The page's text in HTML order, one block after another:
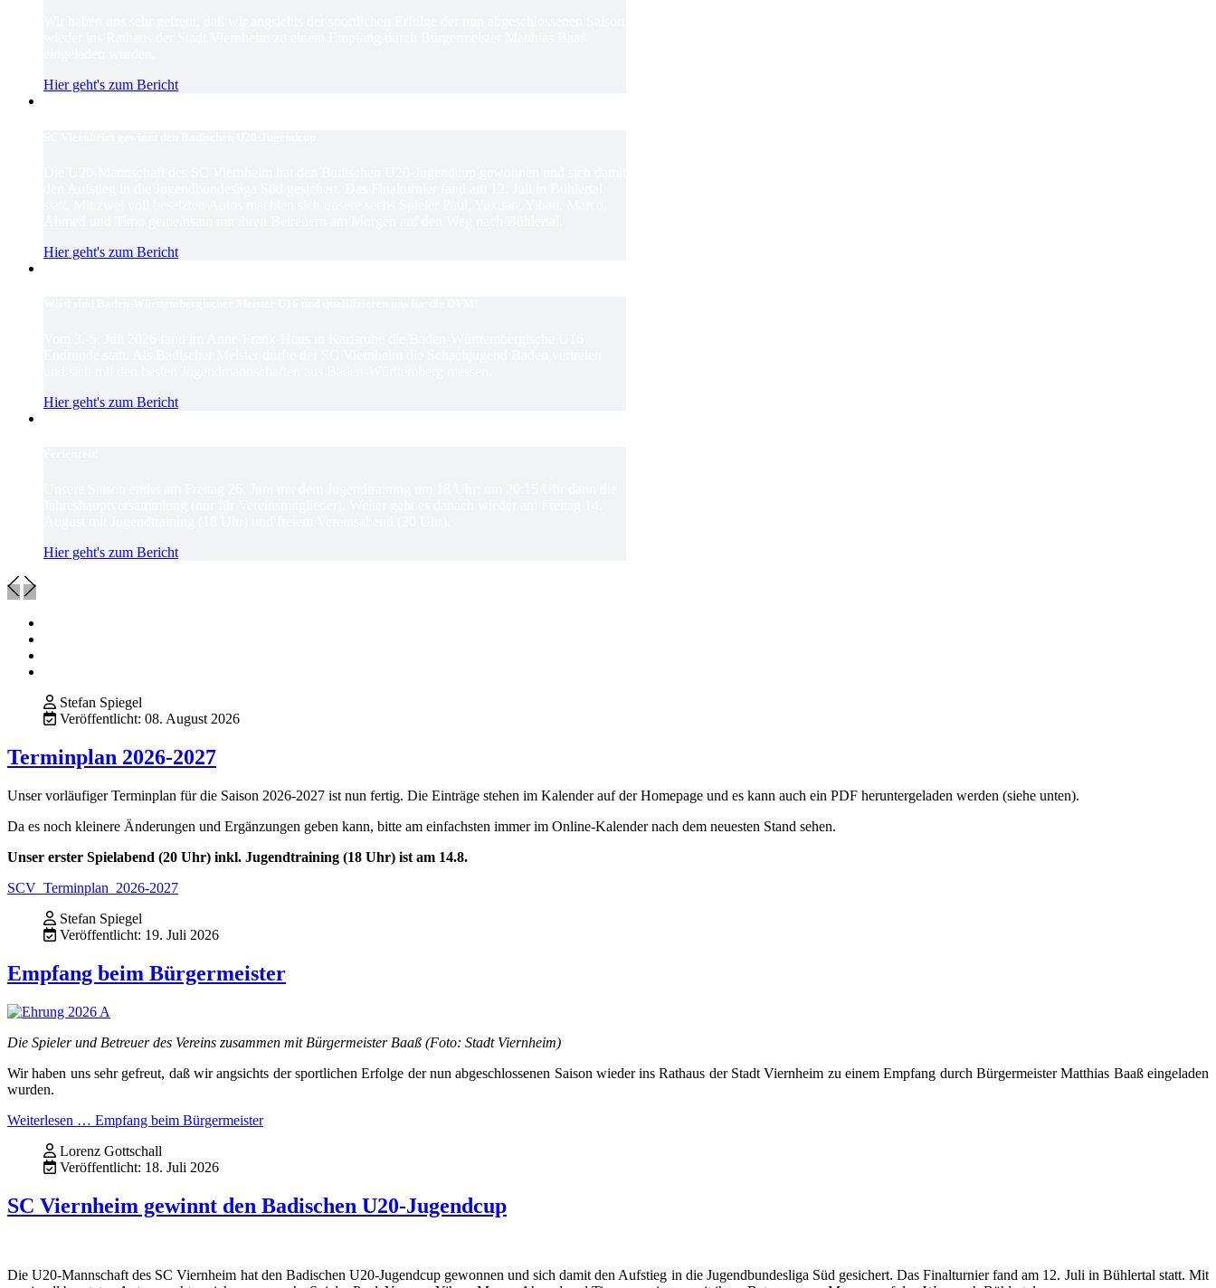
Hier geht's zum Bericht
Hier geht's zum Bericht
Hier geht's zum Bericht
Hier geht's zum Bericht
Stefan Spiegel
Veröffentlicht: 08. August 2026
Terminplan 2026-2027
Unser vorläufiger Terminplan für die Saison 2026-2027 ist nun fertig. Die Einträge stehen im Kalender auf der Homepage und es kann auch ein PDF heruntergeladen werden (siehe unten).
Da es noch kleinere Änderungen und Ergänzungen geben kann, bitte am einfachsten immer im Online-Kalender nach dem neuesten Stand sehen.
Unser erster Spielabend (20 Uhr) inkl. Jugendtraining (18 Uhr) ist am 14.8.
SCV_Terminplan_2026-2027
Stefan Spiegel
Veröffentlicht: 19. Juli 2026
Empfang beim Bürgermeister
Die Spieler und Betreuer des Vereins zusammen mit Bürgermeister Baaß (Foto: Stadt Viernheim)
Wir haben uns sehr gefreut, daß wir angsichts der sportlichen Erfolge der nun abgeschlossenen Saison wieder ins Rathaus der Stadt Viernheim zu einem Empfang durch Bürgermeister Matthias Baaß eingeladen
wurden.
Weiterlesen … Empfang beim Bürgermeister
Lorenz Gottschall
Veröffentlicht: 18. Juli 2026
SC Viernheim gewinnt den Badischen U20-Jugendcup
Die U20-Mannschaft des SC Viernheim hat den Badischen U20-Jugendcup gewonnen und sich damit den Aufstieg in die Jugendbundesliga Süd gesichert. Das Finalturnier fand am 12. Juli in Bühlertal statt. Mit